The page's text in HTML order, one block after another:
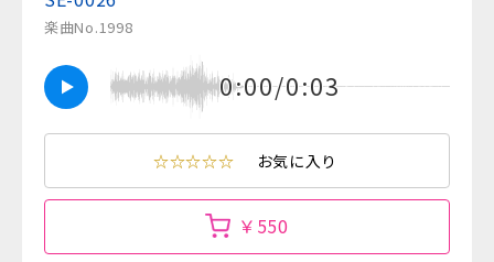
楽曲No.1998
0:00/0:03
☆☆☆☆☆ お気に入り
￥550